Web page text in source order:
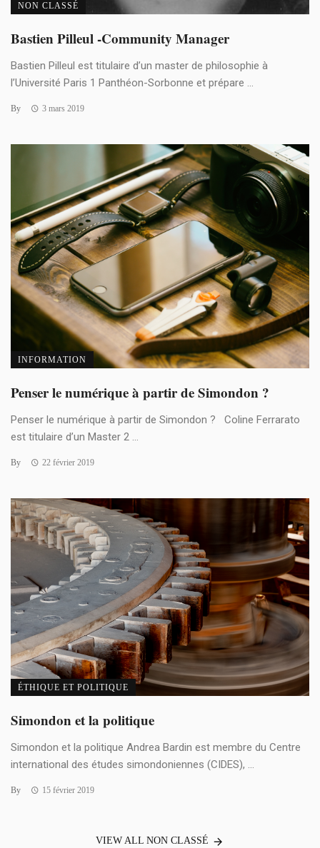
NON CLASSÉ
Bastien Pilleul -Community Manager
Bastien Pilleul est titulaire d’un master de philosophie à
l’Université Paris 1 Panthéon-Sorbonne et prépare ...
By 3 mars 2019
INFORMATION
Penser le numérique à partir de Simondon ?
Penser le numérique à partir de Simondon ? Coline Ferrarato
est titulaire d’un Master 2 ...
By 22 février 2019
ÉTHIQUE ET POLITIQUE
Simondon et la politique
Simondon et la politique Andrea Bardin est membre du Centre
international des études simondoniennes (CIDES), ...
By 15 février 2019
VIEW ALL NON CLASSÉ